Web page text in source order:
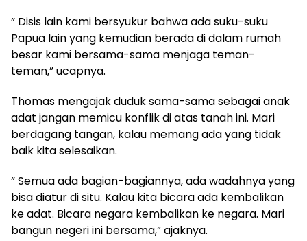
” Disis lain kami bersyukur bahwa ada suku-suku
Papua lain yang kemudian berada di dalam rumah
besar kami bersama-sama menjaga teman-
teman,” ucapnya.
Thomas mengajak duduk sama-sama sebagai anak
adat jangan memicu konflik di atas tanah ini. Mari
berdagang tangan, kalau memang ada yang tidak
baik kita selesaikan.
” Semua ada bagian-bagiannya, ada wadahnya yang
bisa diatur di situ. Kalau kita bicara ada kembalikan
ke adat. Bicara negara kembalikan ke negara. Mari
bangun negeri ini bersama,” ajaknya.